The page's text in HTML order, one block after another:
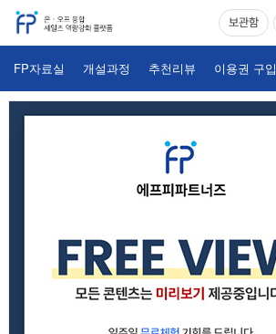
보관함
FP자료실 개설과정 추천리뷰 이용권 구입